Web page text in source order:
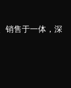
销售于一体，深